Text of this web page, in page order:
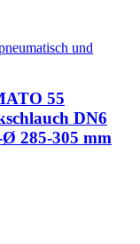
und
55
DN6
285-305 mm